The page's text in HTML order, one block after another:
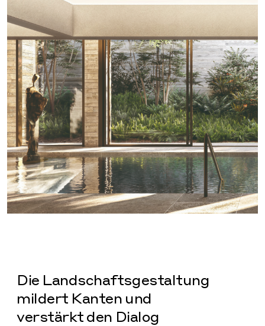
Die Landschaftsgestaltung
mildert Kanten und
verstärkt den Dialog